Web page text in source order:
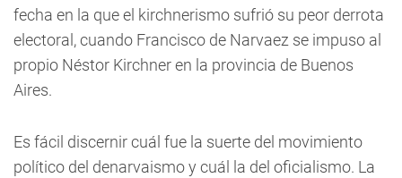
fecha en la que el kirchnerismo sufrió su peor derrota
electoral, cuando Francisco de Narvaez se impuso al
propio Néstor Kirchner en la provincia de Buenos
Aires.
Es fácil discernir cuál fue la suerte del movimiento
político del denarvaismo y cuál la del oficialismo. La